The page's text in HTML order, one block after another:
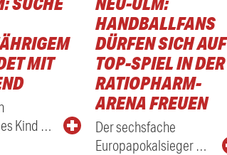
MIT
Kind …
HANDBALLFANS
DÜRFEN SICH AUF
TOP-SPIEL IN DER
RATIOPHARM-
ARENA FREUEN
Der sechsfache
Europapokalsieger …